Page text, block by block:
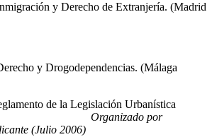
y Derecho de Extranjería. (Madrid
y Drogodependencias. (Málaga
de la Legislación Urbanística
Organizado por
(Julio 2006)